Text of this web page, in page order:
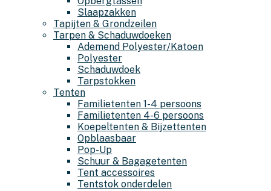
Slaapzakken
Tapijten & Grondzeilen
Tarpen & Schaduwdoeken
Ademend Polyester/Katoen
Polyester
Schaduwdoek
Tarpstokken
Tenten
Familietenten 1-4 persoons
Familietenten 4-6 persoons
Koepeltenten & Bijzettenten
Opblaasbaar
Pop-Up
Schuur & Bagagetenten
Tent accessoires
Tentstok onderdelen